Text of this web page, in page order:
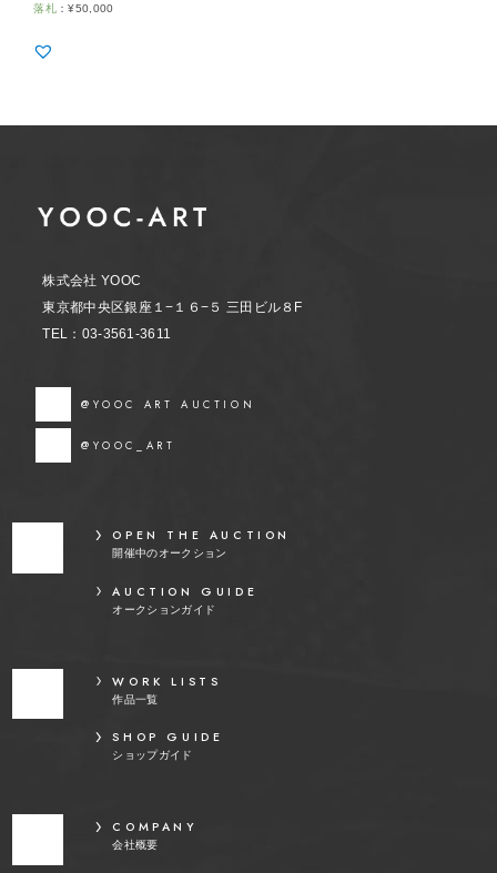
落札 ：¥50,000
株式会社 YOOC
東京都中央区銀座１−１６−５ 三田ビル８F
TEL：03-3561-3611
@YOOC ART AUCTION
@YOOC_ART
OPEN THE AUCTION
開催中のオークション
AUCTION GUIDE
オークションガイド
WORK LISTS
作品一覧
SHOP GUIDE
ショップガイド
COMPANY
会社概要